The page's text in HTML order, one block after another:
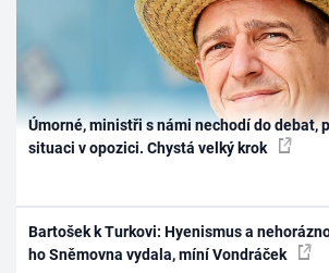
Úmorné, ministři s námi nechodí do debat,
situaci v opozici. Chystá velký krok
Bartošek k Turkovi: Hyenismus a
ho Sněmovna vydala, míní Vondráček